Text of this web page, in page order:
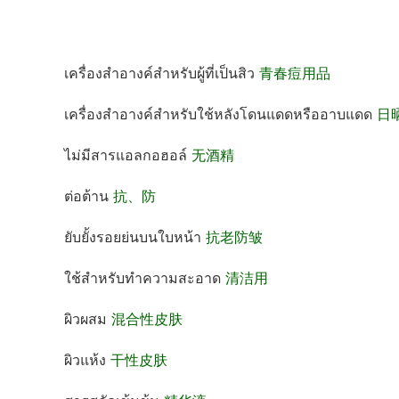
เครื่องสำอางค์สำหรับผู้ที่เป็นสิว 青春痘用品
เครื่องสำอางค์สำหรับใช้หลังโดนแดดหรืออาบแดด 日
ไม่มีสารแอลกอฮอล์ 无酒精
ต่อต้าน 抗、防
ยับยั้งรอยย่นบนใบหน้า 抗老防皱
ใช้สำหรับทำความสะอาด 清洁用
ผิวผสม 混合性皮肤
ผิวแห้ง 干性皮肤